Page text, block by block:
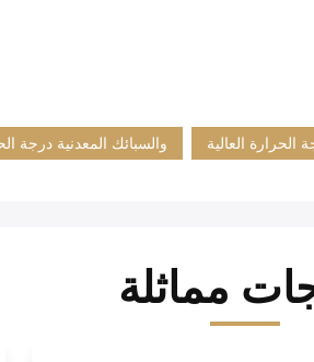
العالية والسبائك المعدنية درجة
مماثلة